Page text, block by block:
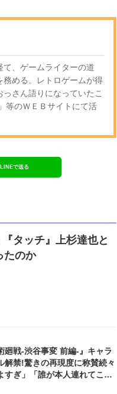
て、ゲームライターの道
める。レトロゲームが得
さん語りになっていたこ
等のＷＥＢサイトにて活
LINEで送る
タッチ』上杉達也と
たのか
廻戦-渋谷事変 前編-』キャラ
解禁!驚きの再現度に称賛続々
すぎ」「誰が本人連れてこい